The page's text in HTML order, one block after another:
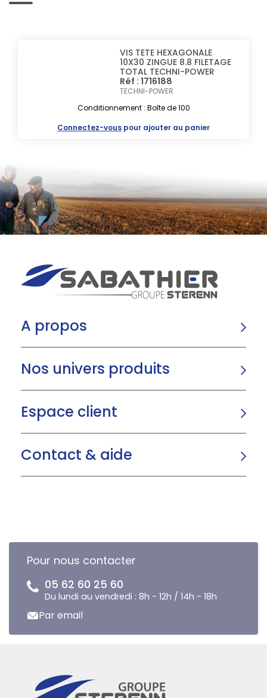
VIS TETE HEXAGONALE
10X30 ZINGUE 8.8 FILETAGE
TOTAL TECHNI-POWER
Réf : 1716188
TECHNI-POWER
Conditionnement : Boîte de 100
Connectez-vous pour ajouter au panier
A propos
Nos univers produits
Espace client
Contact & aide
Pour nous contacter
05 62 60 25 60
Du lundi au vendredi : 8h - 12h / 14h - 18h
Par email